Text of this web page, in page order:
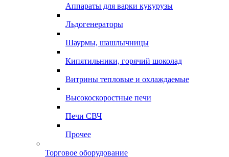
Аппараты для варки кукурузы
Льдогенераторы
Шаурмы, шашлычницы
Кипятильники, горячий шоколад
Витрины тепловые и охлаждаемые
Высокоскоростные печи
Печи СВЧ
Прочее
Торговое оборудование